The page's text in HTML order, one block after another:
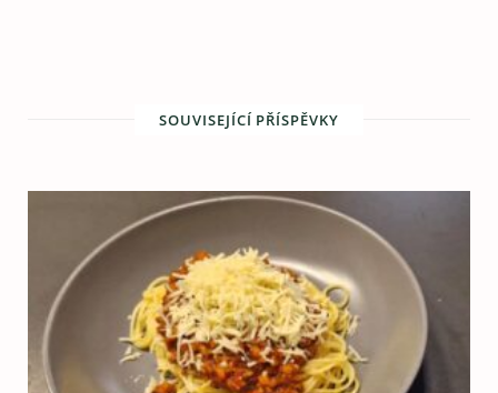
SOUVISEJÍCÍ PŘÍSPĚVKY